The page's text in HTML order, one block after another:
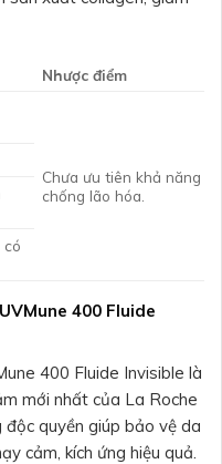
Nhược điểm
Chưa ưu tiên khả năng
chống lão hóa.
có
400 Fluide
400 Fluide Invisible là
mới nhất của La Roche
quyền giúp bảo vệ da
cảm, kích ứng hiệu quả.